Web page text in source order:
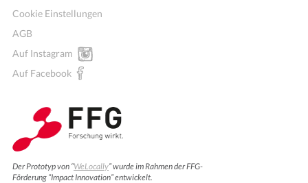
Mitglieder für Vereine, Initiativen
Cookie Einstellungen
AGB
Auf Instagram
Auf Facebook
Der Prototyp von “WeLocally” wurde im Rahmen der FFG-
Förderung “Impact Innovation” entwickelt.